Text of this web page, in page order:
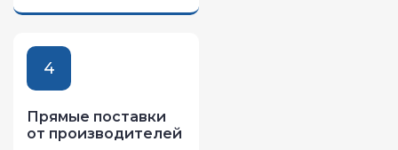
4
Прямые поставки
от производителей